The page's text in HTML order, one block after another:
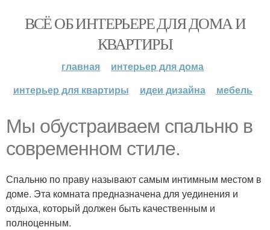
ВСЁ ОБ ИНТЕРЬЕРЕ ДЛЯ ДОМА И
КВАРТИРЫ
главная
интерьер для дома
интерьер для квартиры
идеи дизайна мебель
Мы обустраиваем спальню в
современном стиле.
Спальню по праву называют самым интимным местом в
доме. Эта комната предназначена для уединения и
отдыха, который должен быть качественным и
полноценным.